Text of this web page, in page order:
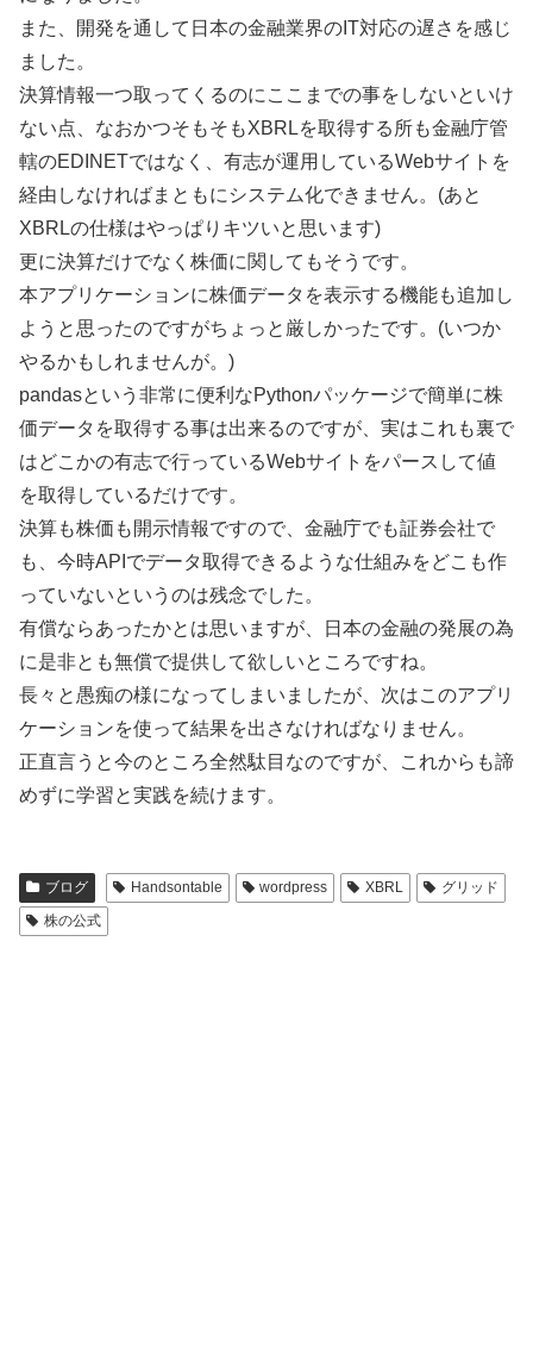
また、開発を通して日本の金融業界のIT対応の遅さを感じ
ました。
決算情報一つ取ってくるのにここまでの事をしないといけ
ない点、なおかつそもそもXBRLを取得する所も金融庁管
轄のEDINETではなく、有志が運用しているWebサイトを
経由しなければまともにシステム化できません。(あと
XBRLの仕様はやっぱりキツいと思います)
更に決算だけでなく株価に関してもそうです。
本アプリケーションに株価データを表示する機能も追加し
ようと思ったのですがちょっと厳しかったです。(いつか
やるかもしれませんが。)
pandasという非常に便利なPythonパッケージで簡単に株
価データを取得する事は出来るのですが、実はこれも裏で
はどこかの有志で行っているWebサイトをパースして値
を取得しているだけです。
決算も株価も開示情報ですので、金融庁でも証券会社で
も、今時APIでデータ取得できるような仕組みをどこも作
っていないというのは残念でした。
有償ならあったかとは思いますが、日本の金融の発展の為
に是非とも無償で提供して欲しいところですね。
長々と愚痴の様になってしまいましたが、次はこのアプリ
ケーションを使って結果を出さなければなりません。
正直言うと今のところ全然駄目なのですが、これからも諦
めずに学習と実践を続けます。
ブログ Handsontable wordpress XBRL
グリッド
株の公式